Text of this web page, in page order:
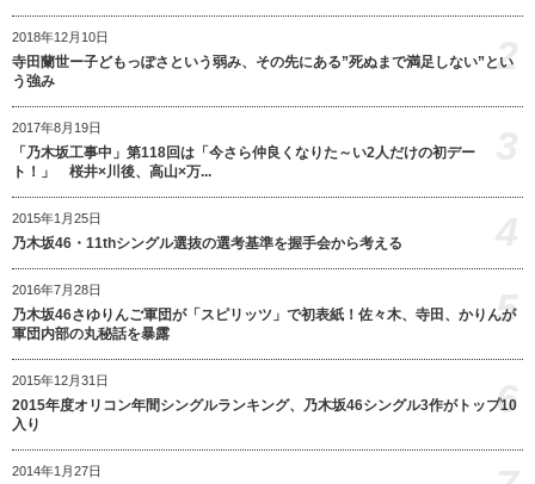
2018年12月10日
寺田蘭世ー子どもっぽさという弱み、その先にある”死ぬまで満足しない”とい
う強み
2
2017年8月19日
「乃木坂工事中」第118回は「今さら仲良くなりた～い2人だけの初デー
ト！」 桜井×川後、高山×万...
2015年1月25日
乃木坂46・11thシングル選抜の選考基準を握手会から考える
2016年7月28日
乃木坂46さゆりんご軍団が「スピリッツ」で初表紙！佐々木、寺田、かりんが
軍団内部の丸秘話を暴露
5
2015年12月31日
2015年度オリコン年間シングルランキング、乃木坂46シングル3作がトップ10
入り
6
2014年1月27日